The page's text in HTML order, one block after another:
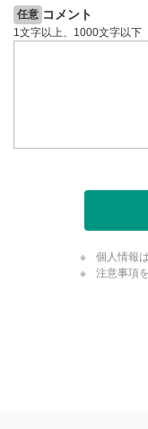
任意 コメント
1文字以上、1000文字以下
個人情報
注意事項